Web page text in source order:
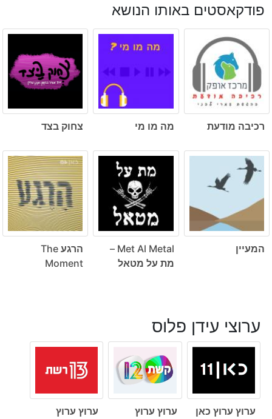
פודקאסטים באותו הנושא
רכיבה מודעת מה מו מי צחוק בצד
המעיין
Met Al Metal –
מת על מטאל
הרגע The
Moment
ערוצי עידן פלוס
ערוץ ערוץ כאן
ערוץ ערוץ
ערוץ ערוץ